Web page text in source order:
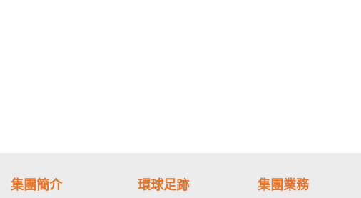
集團簡介 環球足跡 集團業務